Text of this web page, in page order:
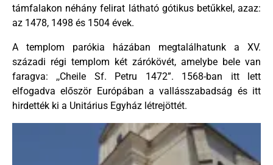
támfalakon néhány felirat látható gótikus betűkkel, azaz:
az 1478, 1498 és 1504 évek.
A templom parókia házában megtalálhatunk a XV.
századi régi templom két zárókövét, amelybe bele van
faragva: ,,Cheile Sf. Petru 1472”. 1568-ban itt lett
elfogadva először Európában a vallásszabadság és itt
hirdették ki a Unitárius Egyház létrejöttét.